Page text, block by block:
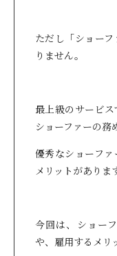
ただし「ショー
りません。
最上級のサービス
ショーファーの務
優秀なショーフ
メリットがありま
今回は、ショー
や、雇用するメリ